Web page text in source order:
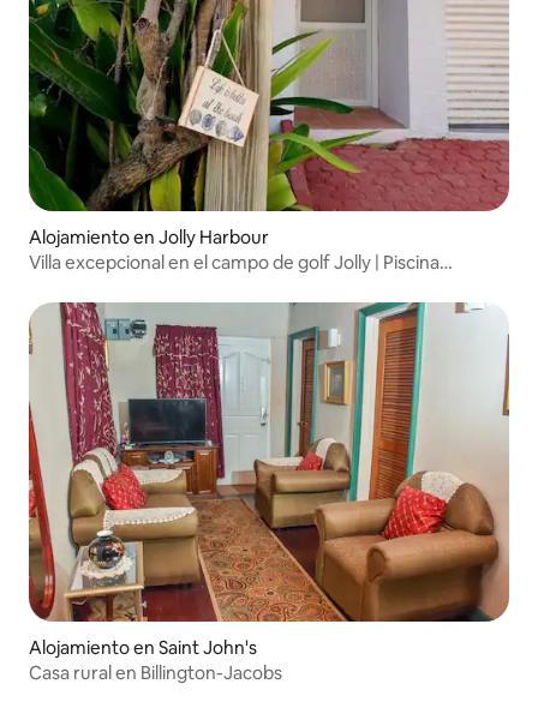
Alojamiento en Jolly Harbour
Villa excepcional en el campo de golf Jolly | Piscina
Alojamiento en Saint John's
Casa rural en Billington-Jacobs